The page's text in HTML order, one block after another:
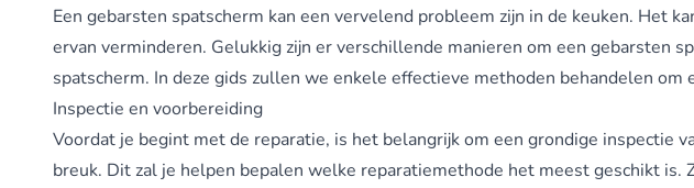
Een gebarsten spatscherm kan een vervelend probleem zijn in de keuken. Het
ervan verminderen. Gelukkig zijn er verschillende manieren om een gebarsten
spatscherm. In deze gids zullen we enkele effectieve methoden behandelen
Inspectie en voorbereiding
Voordat je begint met de reparatie, is het belangrijk om een grondige inspectie
breuk. Dit zal je helpen bepalen welke reparatiemethode het meest geschikt